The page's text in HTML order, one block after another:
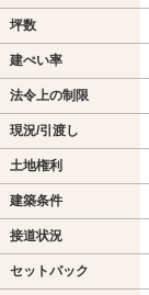
坪数
建ぺい率
法令上の制限
現況/引渡し
土地権利
建築条件
接道状況
セットバック